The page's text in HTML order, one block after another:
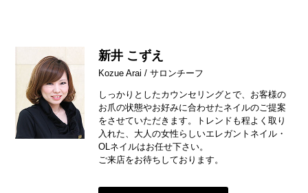
新井 こずえ
Kozue Arai / サロンチーフ
しっかりとしたカウンセリングとで、お客様の
お爪の状態やお好みに合わせたネイルのご提案
をさせていただきます。トレンドも程よく取り
入れた、大人の女性らしいエレガントネイル・
OLネイルはお任せ下さい。
ご来店をお待ちしております。